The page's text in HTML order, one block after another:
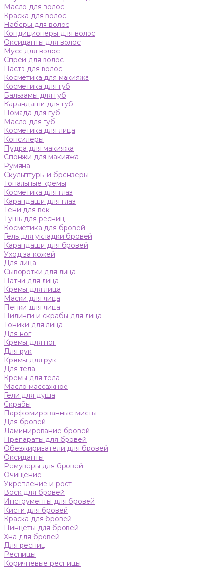
Масло для волос
Краска для волос
Наборы для волос
Кондиционеры для волос
Оксиданты для волос
Мусс для волос
Спреи для волос
Паста для волос
Косметика для макияжа
Косметика для губ
Бальзамы для губ
Карандаши для губ
Помада для губ
Масло для губ
Косметика для лица
Консилеры
Пудра для макияжа
Спонжи для макияжа
Румяна
Скульптуры и бронзеры
Тональные кремы
Косметика для глаз
Карандаши для глаз
Тени для век
Тушь для ресниц
Косметика для бровей
Гель для укладки бровей
Карандаши для бровей
Уход за кожей
Для лица
Сыворотки для лица
Патчи для лица
Кремы для лица
Маски для лица
Пенки для лица
Пилинги и скрабы для лица
Тоники для лица
Для ног
Кремы для ног
Для рук
Кремы для рук
Для тела
Кремы для тела
Масло массажное
Гели для душа
Скрабы
Парфюмированные мисты
Для бровей
Ламинирование бровей
Препараты для бровей
Обезжириватели для бровей
Оксиданты
Ремуверы для бровей
Очищение
Укрепление и рост
Воск для бровей
Инструменты для бровей
Кисти для бровей
Краска для бровей
Пинцеты для бровей
Хна для бровей
Для ресниц
Ресницы
Коричневые ресницы